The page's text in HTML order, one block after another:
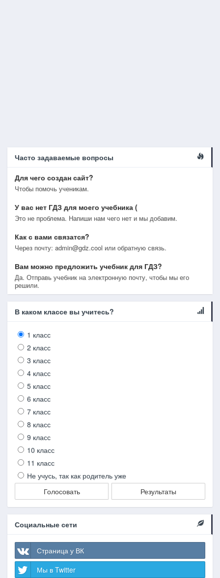
Часто задаваемые вопросы
Для чего создан сайт?
Чтобы помочь ученикам.
У вас нет ГДЗ для моего учебника (
Это не проблема. Напиши нам чего нет и мы добавим.
Как с вами связатся?
Через почту: admin@gdz.cool или обратную связь.
Вам можно предложить учебник для ГДЗ?
Да. Отправь учебник на электронную почту, чтобы мы его
решили.
В каком классе вы учитесь?
1 класс
2 класс
3 класс
4 класс
5 класс
6 класс
7 класс
8 класс
9 класс
10 класс
11 класс
Не учусь, так как родитель уже
Голосовать
Результаты
Социальные сети
Страница у ВК
Мы в Twitter